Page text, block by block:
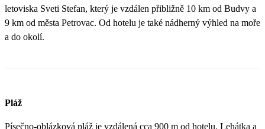
letoviska Sveti Stefan, který je vzdálen přibližně 10 km od Budvy a
9 km od města Petrovac. Od hotelu je také nádherný výhled na moře
a do okolí.
Pláž
Písečno-oblázková pláž je vzdálená cca 900 m od hotelu. Lehátka a